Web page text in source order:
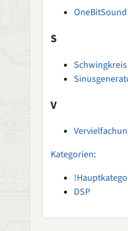
OneBitSound
S
Schwingkreis
V
Kategorien:
DSP